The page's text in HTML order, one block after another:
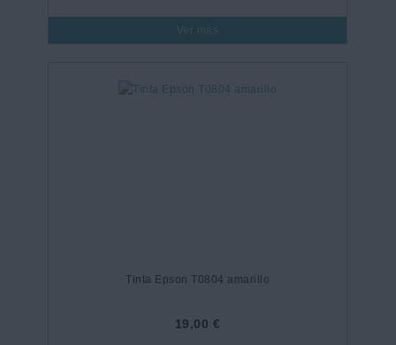
Ver más
Tinta Epson T0804 amarillo
19,00 €